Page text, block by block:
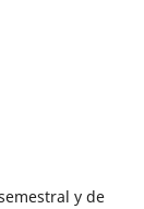
y de